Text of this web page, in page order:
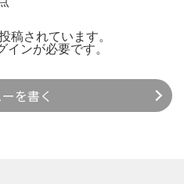
稿されています。
インが必要です。
を書く